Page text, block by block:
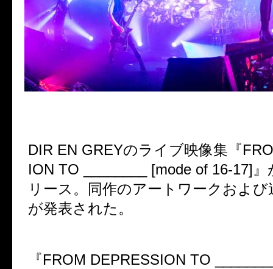
DIR EN GREYのライブ映像集『
ION TO ________ [mode of 16-17] 』
リース。同作のアートワークおよび
が発表された。
『FROM DEPRESSION TO